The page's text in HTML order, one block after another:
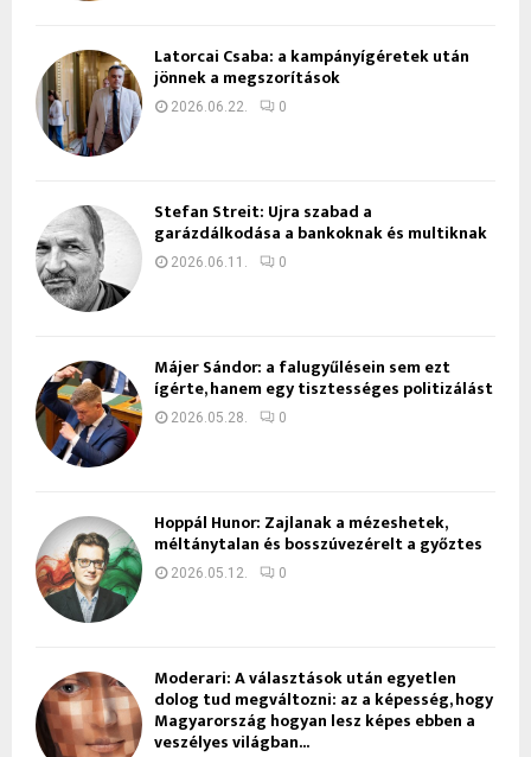
Latorcai Csaba: a kampányígéretek után
jönnek a megszorítások
2026.06.22. 0
Stefan Streit: Újra szabad a
garázdálkodása a bankoknak és multiknak
2026.06.11. 0
Májer Sándor: a falugyűlésein sem ezt
ígérte, hanem egy tisztességes politizálást
2026.05.28. 0
Hoppál Hunor: Zajlanak a mézeshetek,
méltánytalan és bosszúvezérelt a győztes
2026.05.12. 0
Moderari: A választások után egyetlen
dolog tud megváltozni: az a képesség, hogy
Magyarország hogyan lesz képes ebben a
veszélyes világban...